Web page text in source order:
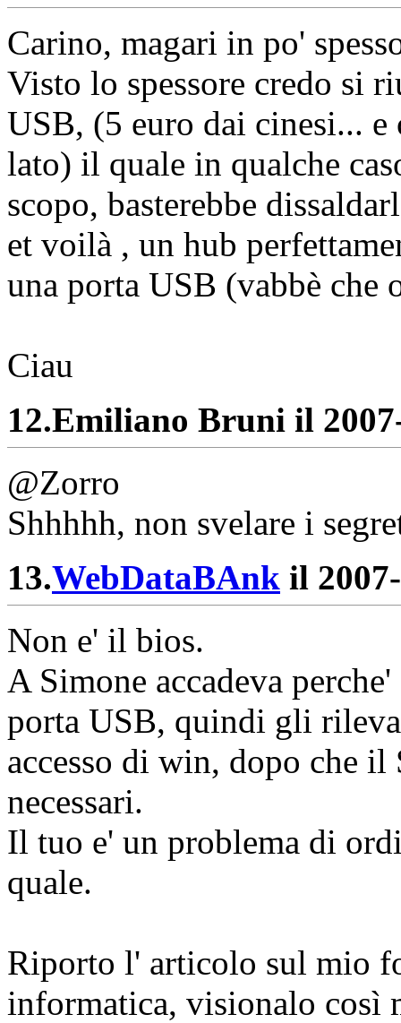
Carino, magari in po'
Visto lo spessore credo si
USB, (5 euro dai cinesi... e
lato) il quale in qualche
scopo, basterebbe
et voilà , un hub
una porta USB (vabbè che
Ciau
12.Emiliano Bruni il
@Zorro
Shhhhh, non svelare i
13.WebDataBAnk il
Non e' il bios.
A Simone accadeva
porta USB, quindi gli
accesso di win, dopo che
necessari.
Il tuo e' un problema di
quale.
Riporto l' articolo sul mio
informatica, visionalo così